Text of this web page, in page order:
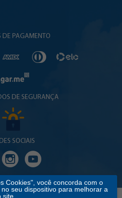
DE PAGAMENTO
DE SEGURANÇA
SOCIAIS
Cookies", você concorda com o
seu dispositivo para melhorar a